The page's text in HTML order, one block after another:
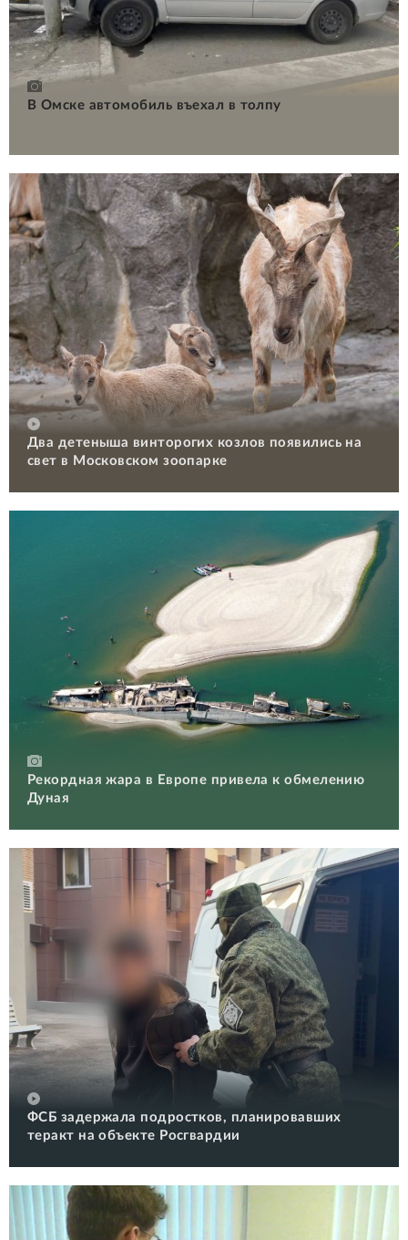
В Омске автомобиль въехал в толпу
Два детеныша винторогих козлов появились на
свет в Московском зоопарке
Рекордная жара в Европе привела к обмелению
Дуная
ФСБ задержала подростков, планировавших
теракт на объекте Росгвардии